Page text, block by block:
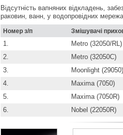
Відсутність вапняних відкладень,
раковин, ванн, у водопровідних
Номер з/п Змішувачі
1. Metro (32050/RL)
2.
Metro (32050С)
3.
Moonlight (29050)
4.
Maxima (7050)
5.
Maxima (7050R)
6.
Nobel (22050R)